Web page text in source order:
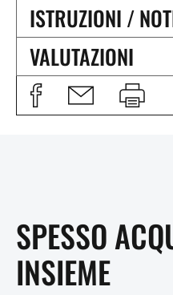
ISTRUZIONI /
VALUTAZIONI
SPESSO
INSIEME